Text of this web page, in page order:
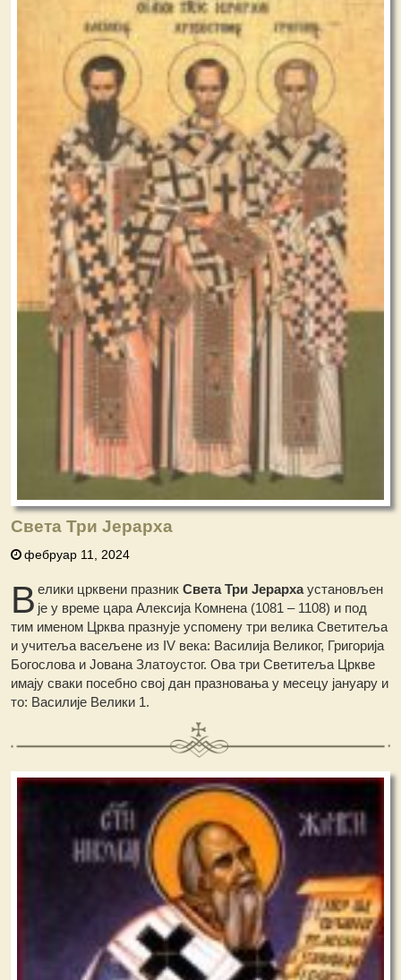
Света Три Јерарха
фебруар 11, 2024
В елики црквени празникСвета Три Јерархаустановљен
је у време цара Алексија Комнена (1081 – 1108) и под
тим именом Црква празнује успомену три велика Светитеља
и учитеља васељене из IV века: Василија Великог, Григорија
Богослова и Јована Златоустог. Ова три Светитеља Цркве
имају сваки посебно свој дан празновања у месецу јануару и
то: Василије Велики 1.